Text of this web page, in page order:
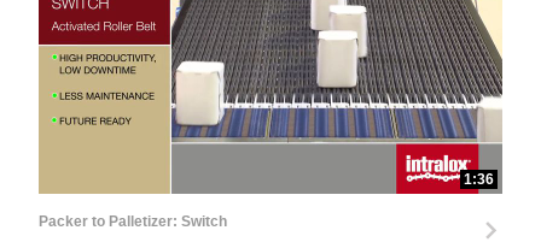
1:36
Packer to Palletizer: Switch